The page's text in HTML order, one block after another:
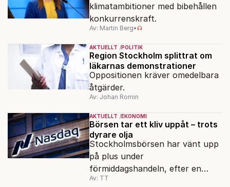
klimatambitioner med bibehållen
konkurrenskraft.
Av: Martin Berg•
AKTUELLT POLITIK
Region Stockholm splittrat om
läkarnas demonstrationer
Oppositionen kräver omedelbara
åtgärder.
Av: Johan Romin
AKTUELLT EKONOMI
Börsen tar ett kliv uppåt – trots
dyrare olja
Stockholmsbörsen har vänt upp
på plus under
förmiddagshandeln, efter en
inledning nedåt – trots ett högre
Av: TT